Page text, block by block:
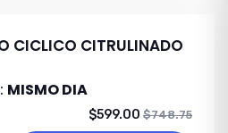
CICLICO CITRULINADO
MISMO DIA
$599.00 $748.75